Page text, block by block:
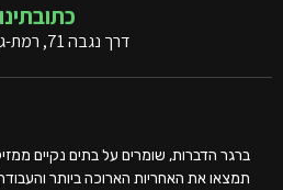
כתובתינו
דרך נגבה 71, רמת-גן, ישראל
תמצאו את האחריות הארוכה ביותר והעבודה